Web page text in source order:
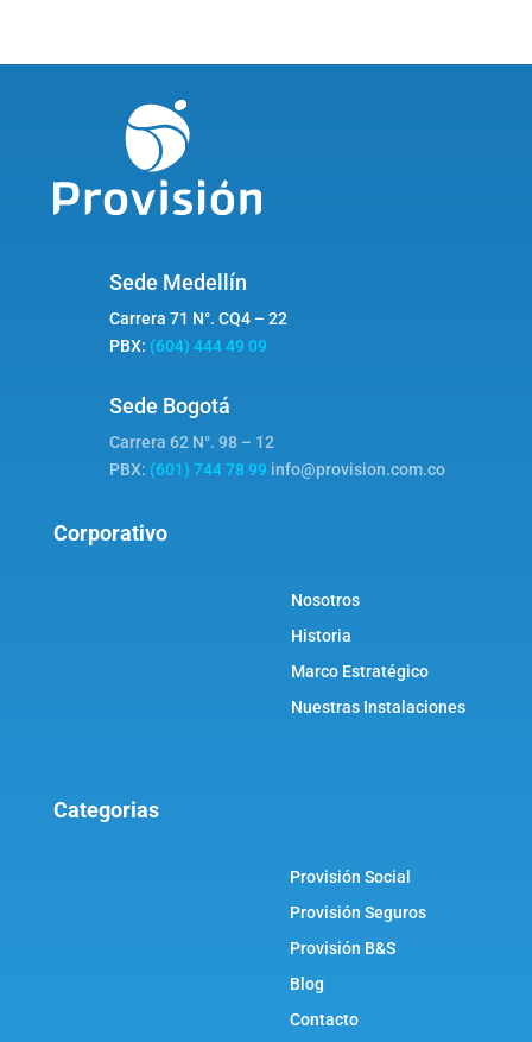
Sede Medellín
Carrera 71 N°. CQ4 – 22
PBX: (604) 444 49 09
Sede Bogotá
Carrera 62 N°. 98 – 12
PBX: (601) 744 78 99 info@provision.com.co
Corporativo
Nosotros
Historia
Marco Estratégico
Nuestras Instalaciones
Categorias
Provisión Social
Provisión Seguros
Provisión B&S
Blog
Contacto